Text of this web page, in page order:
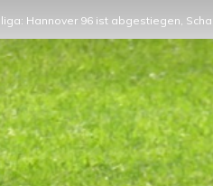
Hannover 96 ist abgestiegen,